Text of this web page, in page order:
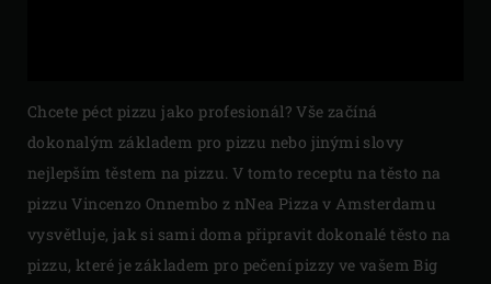
Chcete péct pizzu jako profesionál? Vše začíná
dokonalým základem pro pizzu nebo jinými slovy
nejlepším těstem na pizzu. V tomto receptu na těsto na
pizzu Vincenzo Onnembo z nNea Pizza v Amsterdamu
vysvětluje, jak si sami doma připravit dokonalé těsto na
pizzu, které je základem pro pečení pizzy ve vašem Big